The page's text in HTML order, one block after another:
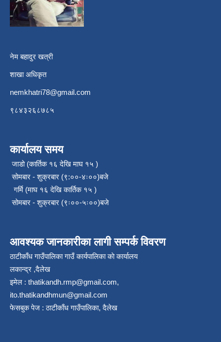
नेम बहादुर खत्री
शाखा अधिकृत
nemkhatri78@gmail.com
९८४३२६८७८५
कार्यालय समय
जाडो (कार्तिक १६ देखि माघ १५ )
सोमबार - शुक्रबार (९:००-४ः००)बजे
गर्मि (माघ १६ देखि कार्तिक १५ )
सोमबार - शुक्रबार (९ः००-५ः००)बजे
आवश्यक जानकारीका लागी सम्पर्क विवरण
ठाटीकाँध गाउँपालिका गाउँ कार्यपालिका काे कार्यालय
लकान्द्र ,दैलेख
इमेल : thatikandh.rmp@gmail.com,
ito.thatikandhmun@gmail.com
फेसबुक पेज : ठाटीकाँध गाउँपालिका, दैलेख